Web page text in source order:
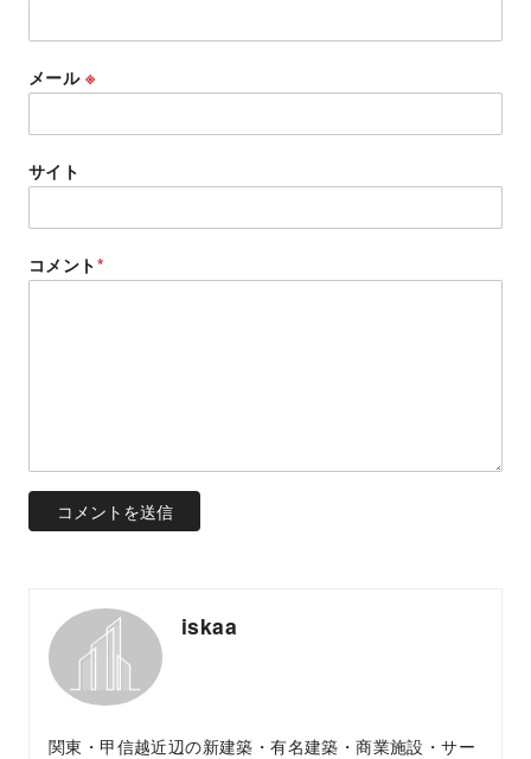
メール ※
サイト
コメント*
iskaa
関東・甲信越近辺の新建築・有名建築・商業施設・サー